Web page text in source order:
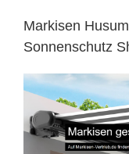
Markisen
Sonnenschutz